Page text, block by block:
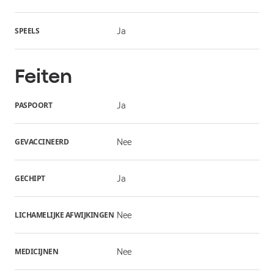
SPEELS Ja
Feiten
PASPOORT Ja
GEVACCINEERD Nee
GECHIPT Ja
LICHAMELIJKE AFWIJKINGEN Nee
MEDICIJNEN Nee